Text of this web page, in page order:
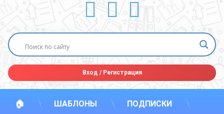
ВКонтакте
YouTube
E-mail
Вход /Регистрация
🏠 ШАБЛОНЫ ПОДПИСКИ